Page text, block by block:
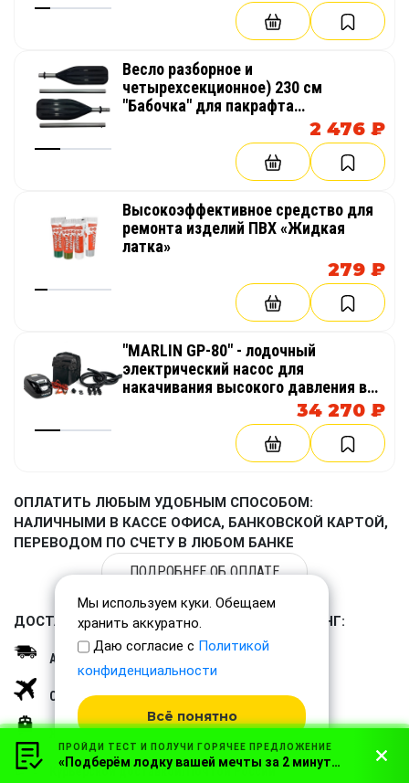
Весло разборное и
четырехсекционное) 230 см
"Бабочка" для пакрафта
(компактный каяк, лодка) или2 476 ₽
Высокоэффективное средство для
ремонта изделий ПВХ «Жидкая
латка»
279 ₽
"MARLIN GP-80" - лодочный
электрический насос для
накачивания высокого давления в
надувных изделиях AirDeck
(воздушная палуба)
34 270 ₽
ОПЛАТИТЬ ЛЮБЫМ УДОБНЫМ СПОСОБОМ:
НАЛИЧНЫМИ В КАССЕ ОФИСА, БАНКОВСКОЙ КАРТОЙ,
ПЕРЕВОДОМ ПО СЧЕТУ В ЛЮБОМ БАНКЕ
ПОДРОБНЕЕ ОБ ОПЛАТЕ
ДОСТАВЛЯЕМ ВО ВСЕ РЕГИОНЫ РОССИИ И СНГ:
Автомобильным транспортом
Самолетом
Курьерской доставкой/Почтой России
Мы используем куки. Обещаем
хранить аккуратно.
Даю согласие с Политикой
конфиденциальности
Всё понятно
ПРОЙДИ ТЕСТ И ПОЛУЧИ ГОРЯЧЕЕ ПРЕДЛОЖЕНИЕ
«Подберём лодку вашей мечты за 2 минуты!»